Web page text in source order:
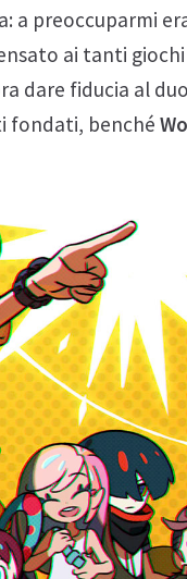
a preoccuparmi
ai tanti
dare fiducia al
fondati, benché